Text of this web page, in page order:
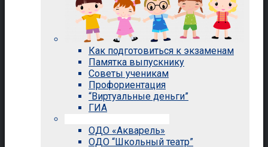
Как подготовиться к экзаменам
Памятка выпускнику
Советы ученикам
Профориентация
“Виртуальные деньги”
ГИА
ОДО «Акварель»
ОДО “Школьный театр”